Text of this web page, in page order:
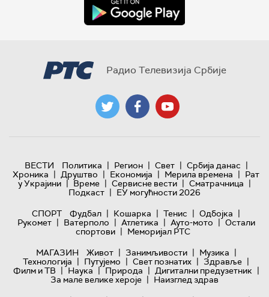
Радио Телевизија Србије
ВЕСТИ Политика | Регион | Свет | Србија данас |
Хроника | Друштво | Економија | Мерила времена | Рат
у Украјини | Време | Сервисне вести | Сматрачница |
Подкаст | ЕУ могућности 2026
СПОРТ
Фудбал | Кошарка | Тенис | Одбојка |
Рукомет | Ватерполо | Атлетика | Ауто-мото | Остали
спортови | Меморијал РТС
МАГАЗИН
Живот | Занимљивости | Музика |
Технологијa | Путујемо | Свет познатих | Здравље |
Филм и ТВ | Наука | Природа | Дигитални предузетник |
За мале велике хероје | Наизглед здрав